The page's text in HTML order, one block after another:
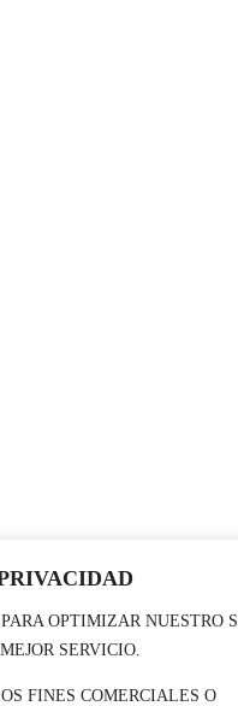
OPTIMIZAR NUESTRO
SERVICIO.
FINES COMERCIALES O